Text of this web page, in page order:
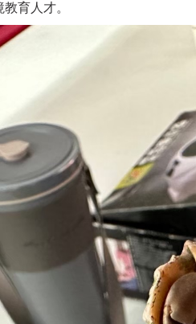
育人才。